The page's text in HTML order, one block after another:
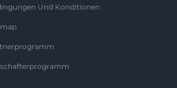
Und Konditionen